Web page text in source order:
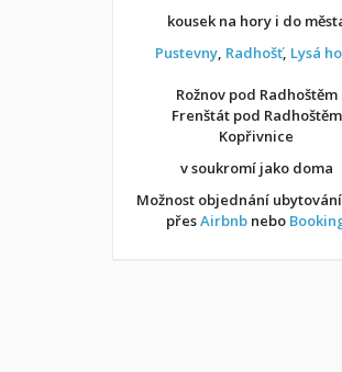
kousek na hory i do
Pustevny, Radhošť, Lysá
Rožnov pod Radhoštěm
Frenštát pod Radhoštěm
Kopřivnice
v soukromí jako doma
Možnost objednání
přesAirbnb nebo